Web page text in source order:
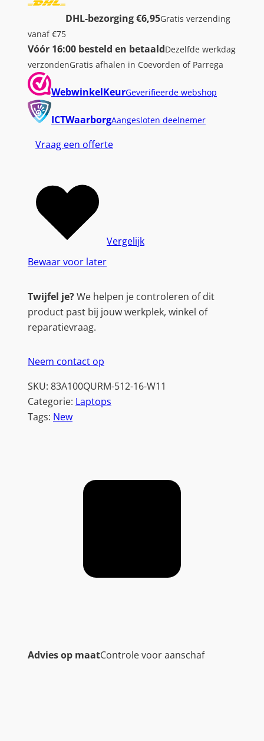
DHL-bezorging €6,95Gratis verzending
vanaf €75
Vóór 16:00 besteld en betaaldDezelfde werkdag
verzondenGratis afhalen in Coevorden of Parrega
WebwinkelKeurGeverifieerde webshop
ICTWaarborgAangesloten deelnemer
Vraag een offerte
Bewaar voor later
Vergelijk
Twijfel je?We helpen je controleren of dit
product past bij jouw werkplek, winkel of
reparatievraag.
Neem contact op
SKU: 83A100QURM-512-16-W11
Categorie: Laptops
Tags: New
Advies op maatControle voor aanschaf